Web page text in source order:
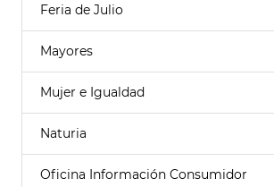
Feria de Julio
Mayores
Mujer e Igualdad
Naturia
Oficina Información Consumidor